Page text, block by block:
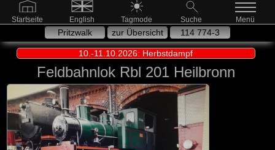
Startseite English Tagmode Suche Menü
Pritzwalk zur Übersicht 114 774-3
10.-11.10.2026: Herbstdampf
Feldbahnlok Rbl 201 Heilbronn